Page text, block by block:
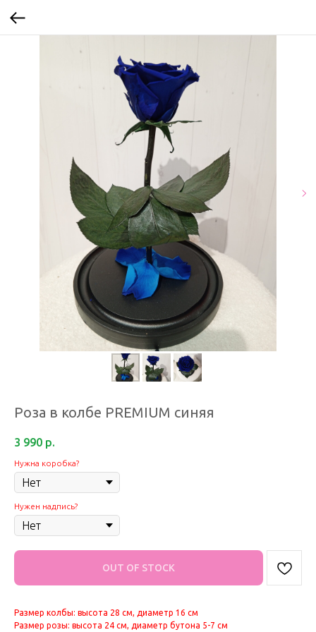
Роза в колбе PREMIUM синяя
3 990 р.
Нужна коробка?
Нужен надпись?
OUT OF STOCK
Размер колбы: высота 28 см, диаметр 16 см
Размер розы: высота 24 см, диаметр бутона 5-7 см